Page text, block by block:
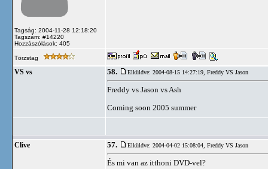
Tagság: 2004-11-28 12:18:20
Tagszám: #14220
Hozzászólások: 405
Törzstag
VS vs 58. Elküldve: 2004-08-15 14:27:19, Freddy VS Jason
Freddy vs Jason vs Ash
Coming soon 2005 summer
Clive 57. Elküldve: 2004-04-02 15:08:04, Freddy VS Jason
És mi van az itthoni DVD-vel?